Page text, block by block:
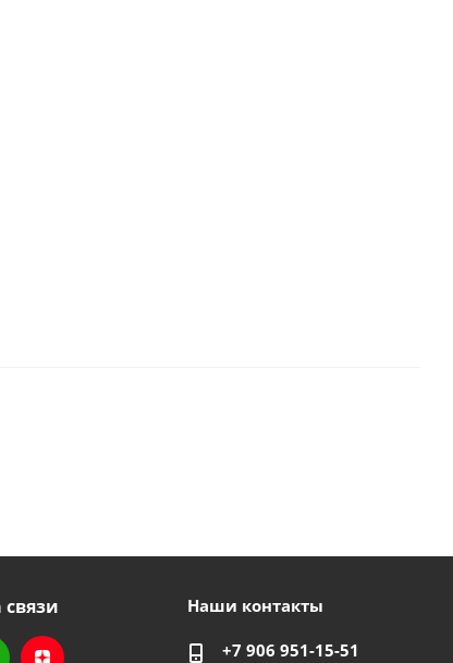
связи Наши контакты
+7 906 951-15-51